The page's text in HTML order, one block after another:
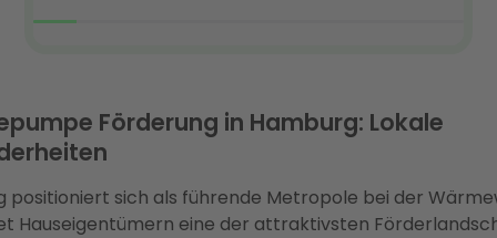
Förderung in Hamburg: Lokale
positioniert sich als führende Metropole bei der
Hauseigentümern eine der attraktivsten